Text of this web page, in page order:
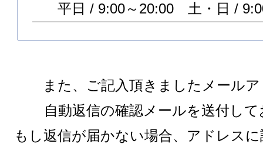
平日 / 9:00～20:00 土・日 /
また、ご記入頂きましたメール
自動返信の確認メールを送付し
もし返信が届かない場合、アドレス